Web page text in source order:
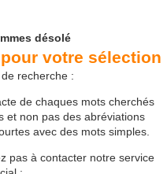
désolé
pour votre sélection
recherche :
de chaques mots cherchés
et non pas des abréviations
avec des mots simples.
pas à contacter notre service